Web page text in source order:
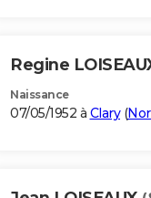
Regine
Naissance
07/05/1952 à Clary(